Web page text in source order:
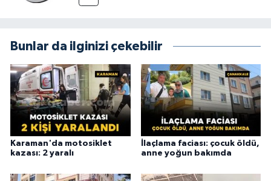
Bunlar da ilginizi çekebilir
Karaman'da motosiklet
kazası: 2 yaralı
İlaçlama faciası: çocuk öldü,
anne yoğun bakımda